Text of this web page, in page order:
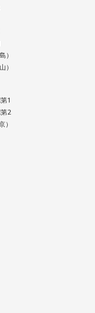
て、自分の楽しみ
かのためではなく
。今夜は自分だけ
です。
今日は少し力を抜
かさではありませ
すことで次の流れ
上げて好きなこと
ていたことが浮か
き方を変えるため
音を大切にしてみ
問いかけてみまし
楽や香りと一緒に
が重なる日。運命
）
）
1
2
）